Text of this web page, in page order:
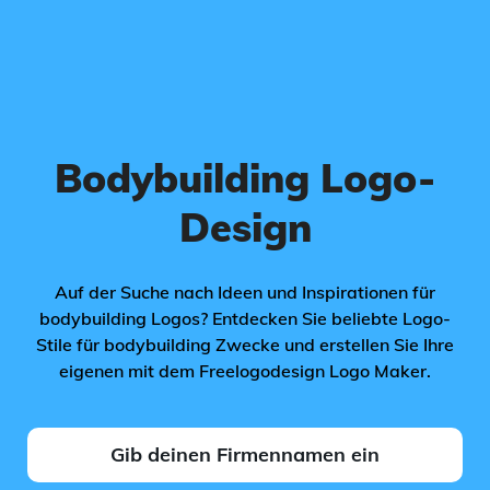
Bodybuilding Logo-
Design
Auf der Suche nach Ideen und Inspirationen für
bodybuilding Logos? Entdecken Sie beliebte Logo-
Stile für bodybuilding Zwecke und erstellen Sie Ihre
eigenen mit dem Freelogodesign Logo Maker.